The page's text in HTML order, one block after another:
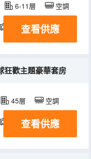
6-11層 空調
電視機 冰箱
查看供應
狂歡主題豪華套房
45層 空調
電視機 冰箱
查看供應